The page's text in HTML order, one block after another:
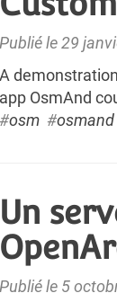
Publié le 29
A
app OsmAnd
#osm #osmand
Un
Publié le 5